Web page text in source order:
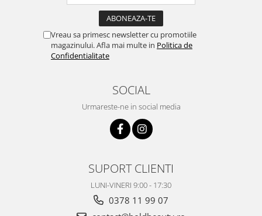
Vreau sa primesc newsletter cu promotiile
magazinului. Afla mai multe in Politica de
Confidentialitate
SOCIAL
Urmareste-ne in social media
SUPORT CLIENTI
LUNI-VINERI 9:00 - 17:30
0378 11 99 07